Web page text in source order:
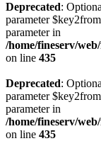
Deprecated:
parameter
parameter in
/home/fineserv/
on line 435
Deprecated:
parameter
parameter in
/home/fineserv/
on line 435